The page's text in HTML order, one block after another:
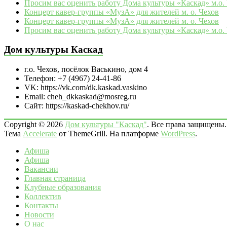
Просим вас оценить работу Дома культуры «Каскад» м.о.
Концерт кавер-группы «МузА» для жителей м. о. Чехов
Концерт кавер-группы «МузА» для жителей м. о. Чехов
Просим вас оценить работу Дома культуры «Каскад» м.о.
Дом культуры Каскад
г.о. Чехов, посёлок Васькино, дом 4
Телефон: +7 (4967) 24-41-86
VK: https://vk.com/dk.kaskad.vaskino
Email: cheh_dkkaskad@mosreg.ru
Сайт: https://kaskad-chekhov.ru/
Copyright © 2026 Дом культуры "Каскад". Все права защищены.
Тема Accelerate от ThemeGrill. На платформе WordPress.
Афиша
Афиша
Вакансии
Главная страница
Клубные образования
Коллектив
Контакты
Новости
О нас